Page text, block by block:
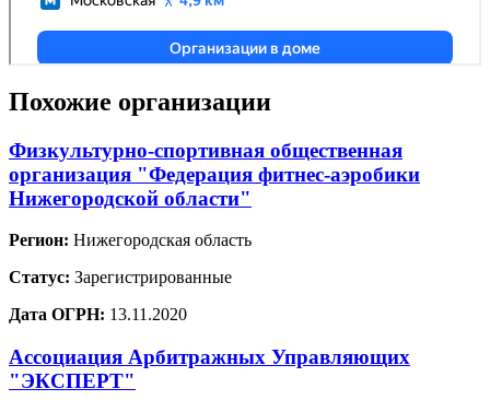
Похожие организации
Физкультурно-спортивная общественная
организация "Федерация фитнес-аэробики
Нижегородской области"
Регион: Нижегородская область
Статус: Зарегистрированные
Дата ОГРН: 13.11.2020
Ассоциация Арбитражных Управляющих
"ЭКСПЕРТ"